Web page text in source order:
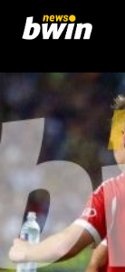
contenuto